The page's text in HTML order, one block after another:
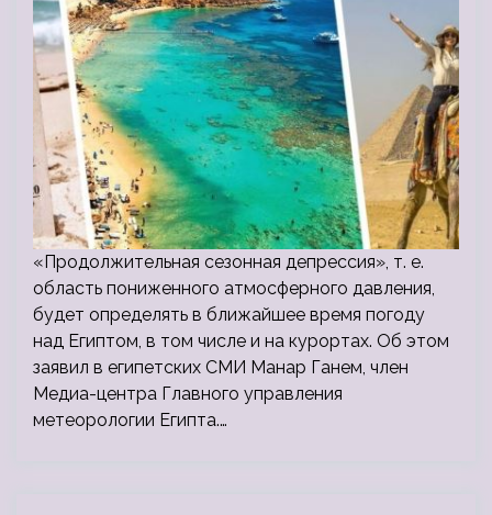
«Продолжительная сезонная депрессия», т. е.
область пониженного атмосферного давления,
будет определять в ближайшее время погоду
над Египтом, в том числе и на курортах. Об этом
заявил в египетских СМИ Манар Ганем, член
Медиа-центра Главного управления
метеорологии Египта.…